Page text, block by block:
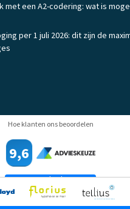
met een A2-codering: wat is
per 1 juli 2026: dit zijn de
Hoe klanten ons beoordelen
9,6
Beoordeel ons
& Bakx | Hypotheekadvies Apeldoorn